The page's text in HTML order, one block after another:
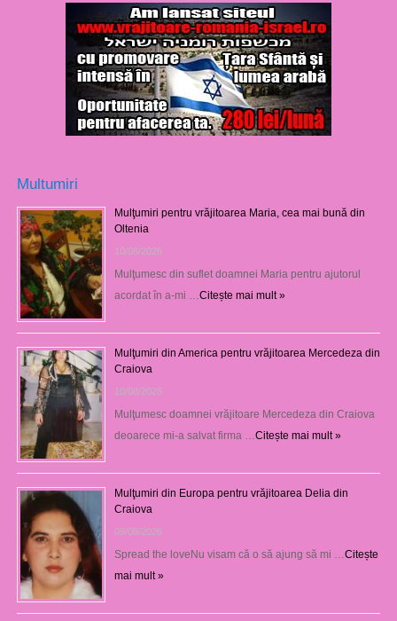
Multumiri
Mulţumiri pentru vrăjitoarea Maria, cea mai bună din
Oltenia
10/08/2026
Mulţumesc din suflet doamnei Maria pentru ajutorul
acordat în a-mi …Citește mai mult »
Mulţumiri din America pentru vrăjitoarea Mercedeza din
Craiova
10/08/2026
Mulţumesc doamnei vrăjitoare Mercedeza din Craiova
deoarece mi-a salvat firma …Citește mai mult »
Mulţumiri din Europa pentru vrăjitoarea Delia din
Craiova
09/08/2026
Spread the loveNu visam că o să ajung să mi …Citește
mai mult »